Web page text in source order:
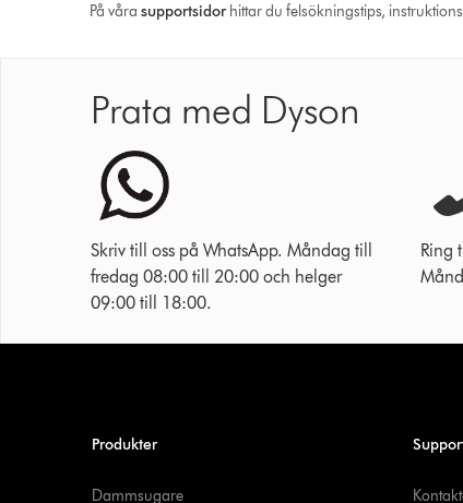
På vårasupport­sidor hittar du felsökningstips,
Prata med Dyson
Skriv till oss på WhatsApp. Måndag till
fredag 08:00 till 20:00 och helger
09:00 till 18:00.
Ring
Produkter
Dammsugare